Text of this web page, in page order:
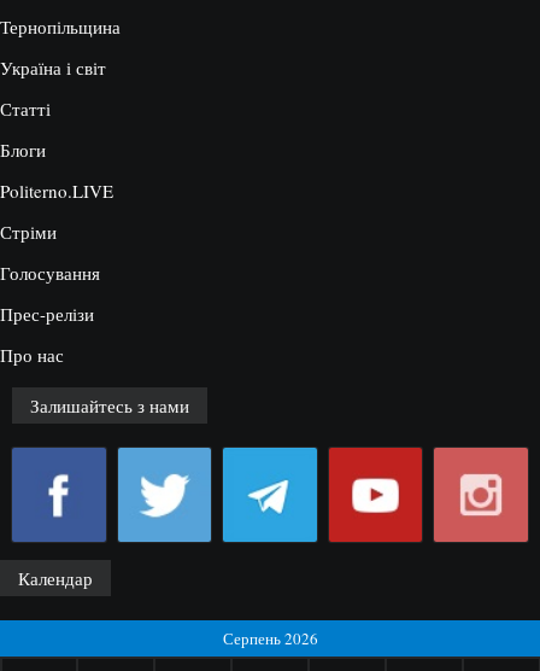
Тернопільщина
Україна і світ
Статті
Блоги
Politerno.LIVE
Стріми
Голосування
Прес-релізи
Про нас
Залишайтесь з нами
Календар
Серпень 2026